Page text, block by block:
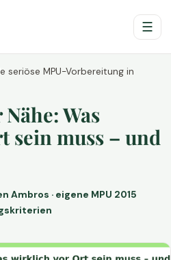
☰
seriöse MPU-Vorbereitung in
Was
muss – und
Ambros · eigene MPU 2015